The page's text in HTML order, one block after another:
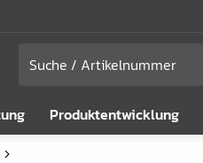
Produktentwicklung